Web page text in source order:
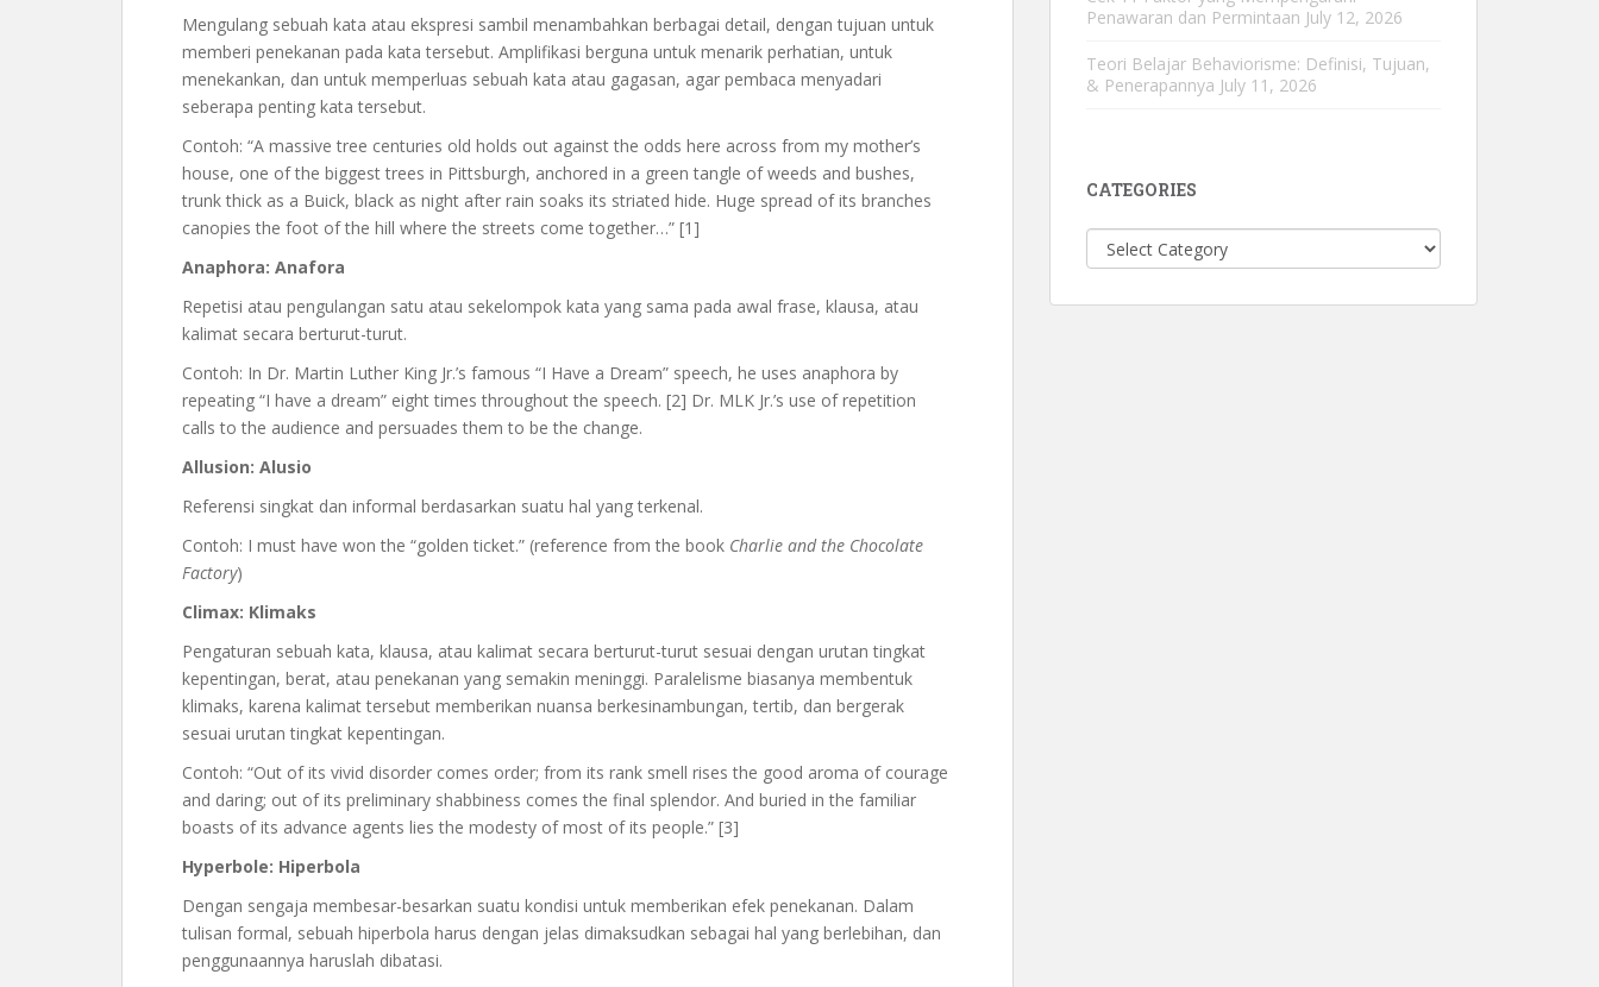
Mengulang sebuah kata atau ekspresi sambil menambahkan berbagai detail, dengan tujuan untuk
memberi penekanan pada kata tersebut. Amplifikasi berguna untuk menarik perhatian, untuk
menekankan, dan untuk memperluas sebuah kata atau gagasan, agar pembaca menyadari
seberapa penting kata tersebut.
Contoh: “A massive tree centuries old holds out against the odds here across from my mother’s
house, one of the biggest trees in Pittsburgh, anchored in a green tangle of weeds and bushes,
trunk thick as a Buick, black as night after rain soaks its striated hide. Huge spread of its branches
canopies the foot of the hill where the streets come together…” [1]
Anaphora: Anafora
Repetisi atau pengulangan satu atau sekelompok kata yang sama pada awal frase, klausa, atau
kalimat secara berturut-turut.
Contoh: In Dr. Martin Luther King Jr.’s famous “I Have a Dream” speech, he uses anaphora by
repeating “I have a dream” eight times throughout the speech. [2] Dr. MLK Jr.’s use of repetition
calls to the audience and persuades them to be the change.
Allusion: Alusio
Referensi singkat dan informal berdasarkan suatu hal yang terkenal.
Contoh: I must have won the “golden ticket.” (reference from the book Charlie and the Chocolate
Factory)
Climax: Klimaks
Pengaturan sebuah kata, klausa, atau kalimat secara berturut-turut sesuai dengan urutan tingkat
kepentingan, berat, atau penekanan yang semakin meninggi. Paralelisme biasanya membentuk
klimaks, karena kalimat tersebut memberikan nuansa berkesinambungan, tertib, dan bergerak
sesuai urutan tingkat kepentingan.
Contoh: “Out of its vivid disorder comes order; from its rank smell rises the good aroma of courage
and daring; out of its preliminary shabbiness comes the final splendor. And buried in the familiar
boasts of its advance agents lies the modesty of most of its people.” [3]
Hyperbole: Hiperbola
Dengan sengaja membesar-besarkan suatu kondisi untuk memberikan efek penekanan. Dalam
tulisan formal, sebuah hiperbola harus dengan jelas dimaksudkan sebagai hal yang berlebihan, dan
penggunaannya haruslah dibatasi.
Penawaran dan Permintaan July 12, 2026
Teori Belajar Behaviorisme: Definisi, Tujuan,
& Penerapannya July 11, 2026
CATEGORIES
Categories